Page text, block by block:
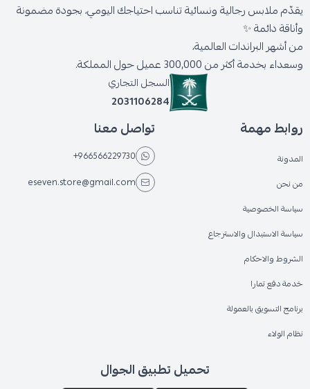
يقدّم ملابس رجالية ونسائية تناسب احتياجك اليومي، بجودة مضمونة
وأناقة دائمة ✨
من أشهر البراندات العالمية،
وسعداء بخدمة أكثر من 300,000 عميل حول المملكة.
السجل التجاري
2031106284
روابط مهمة
المدونة
من نحن
سياسة الخصوصية
سياسة الاستبدال والاسترجاع
الشروط والاحكام
خدمة دفع تمارا
برنامج التسويق بالعمولة
نظام الولاء
تواصل معنا
+966566229730
eseven.store@gmail.com
تحميل تطبيق الجوال